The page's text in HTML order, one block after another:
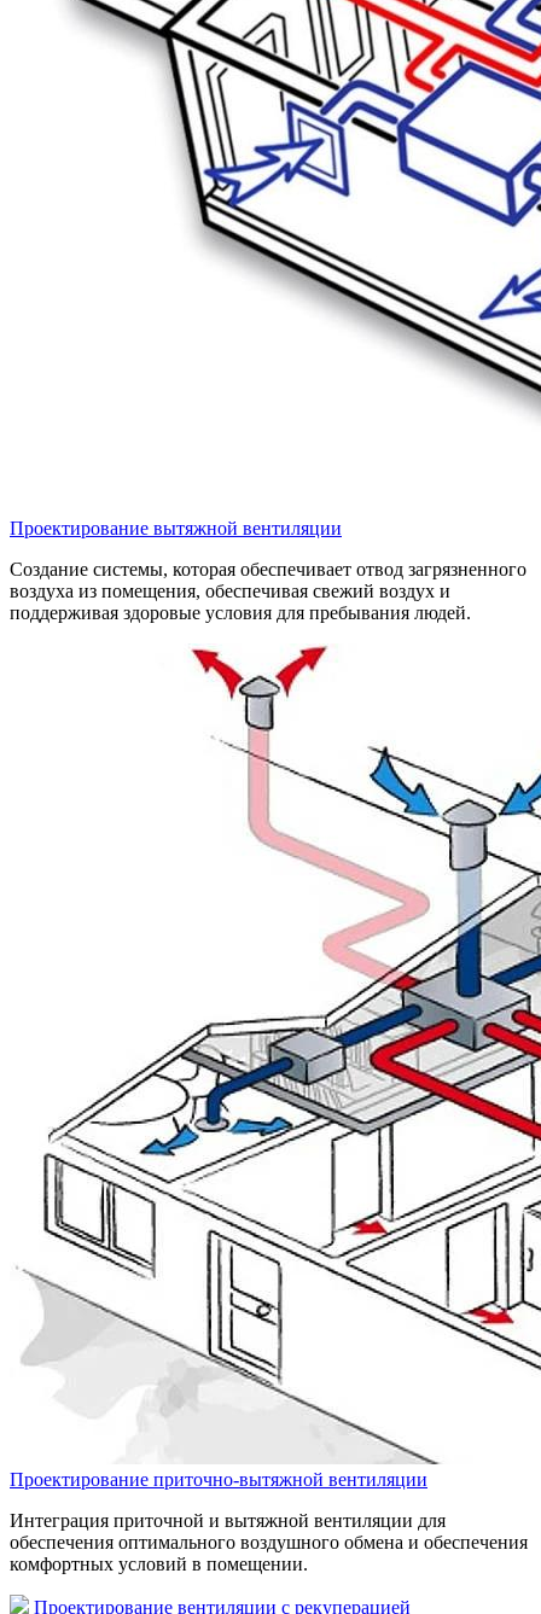
Проектирование вытяжной вентиляции
Создание системы, которая обеспечивает отвод загрязненного
воздуха из помещения, обеспечивая свежий воздух и
поддерживая здоровые условия для пребывания людей.
Проектирование приточно-вытяжной вентиляции
Интеграция приточной и вытяжной вентиляции для
обеспечения оптимального воздушного обмена и обеспечения
комфортных условий в помещении.
Проектирование вентиляции с рекуперацией